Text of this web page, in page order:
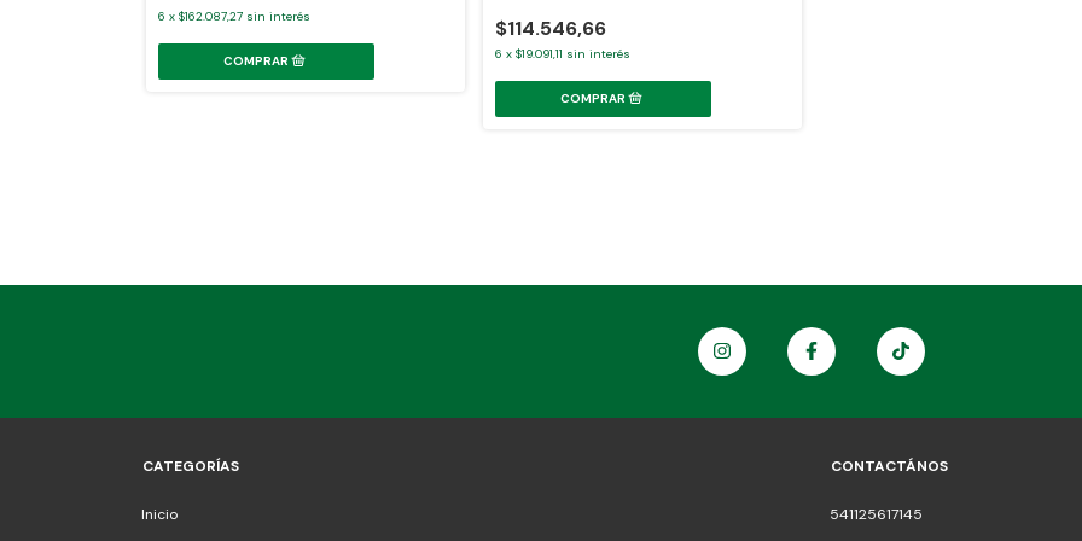
6 x $162.087,27 sin interés $114.546,66
6 x $19.091,11 sin interés
CATEGORÍAS
Inicio
CONTACTÁNOS
541125617145